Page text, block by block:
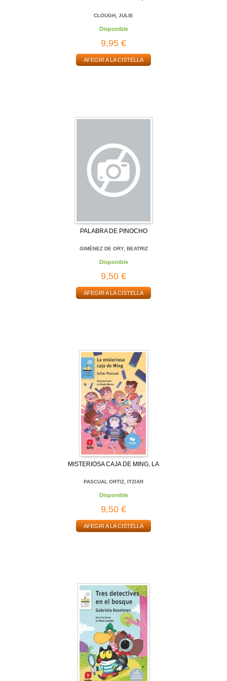
CLOUGH, JULIE
Disponible
9,95 €
AFEGIR A LA CISTELLA
PALABRA DE PINOCHO
GIMÉNEZ DE ORY, BEATRIZ
Disponible
9,50 €
AFEGIR A LA CISTELLA
MISTERIOSA CAJA DE MING, LA
PASCUAL ORTIZ, ITZIAR
Disponible
9,50 €
AFEGIR A LA CISTELLA